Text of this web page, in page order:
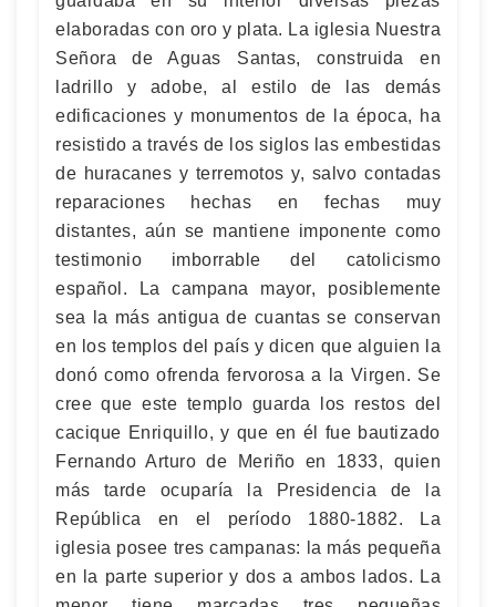
elaboradas con oro y plata. La iglesia Nuestra
Señora de Aguas Santas, construida en
ladrillo y adobe, al estilo de las demás
edificaciones y monumentos de la época, ha
resistido a través de los siglos las embestidas
de huracanes y terremotos y, salvo contadas
reparaciones hechas en fechas muy
distantes, aún se mantiene imponente como
testimonio imborrable del catolicismo
español. La campana mayor, posiblemente
sea la más antigua de cuantas se conservan
en los templos del país y dicen que alguien la
donó como ofrenda fervorosa a la Virgen. Se
cree que este templo guarda los restos del
cacique Enriquillo, y que en él fue bautizado
Fernando Arturo de Meriño en 1833, quien
más tarde ocuparía la Presidencia de la
República en el período 1880-1882. La
iglesia posee tres campanas: la más pequeña
en la parte superior y dos a ambos lados. La